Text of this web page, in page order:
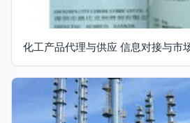
化工产品代理与供应 信息对接与市